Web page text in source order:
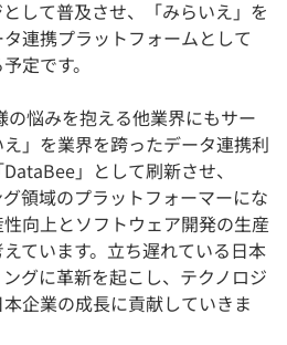
して普及させ、「みらいえ」を
連携プラットフォームとして
定です。
悩みを抱える他業界にもサー
」を業界を跨ったデータ連携利
」として刷新させ、
領域のプラットフォーマーにな
向上とソフトウェア開発の生産
ています。立ち遅れている日本
グに革新を起こし、テクノロジ
企業の成長に貢献していきま